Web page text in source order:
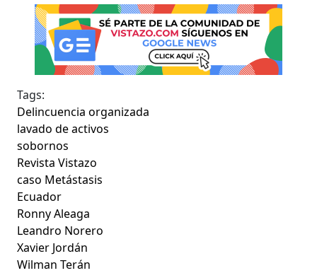
Tags:
Delincuencia organizada
lavado de activos
sobornos
Revista Vistazo
caso Metástasis
Ecuador
Ronny Aleaga
Leandro Norero
Xavier Jordán
Wilman Terán